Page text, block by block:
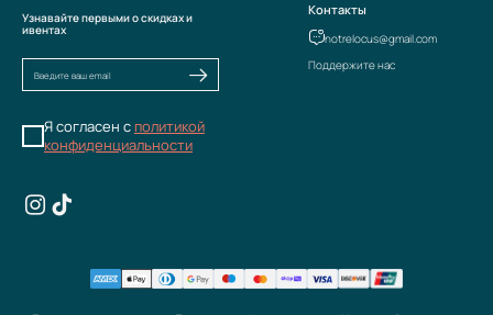
Узнавайте первыми о скидках и
ивентах
Я согласен с политикой
конфиденциальности
Контакты
notrelocus@gmail.com
Поддержите нас